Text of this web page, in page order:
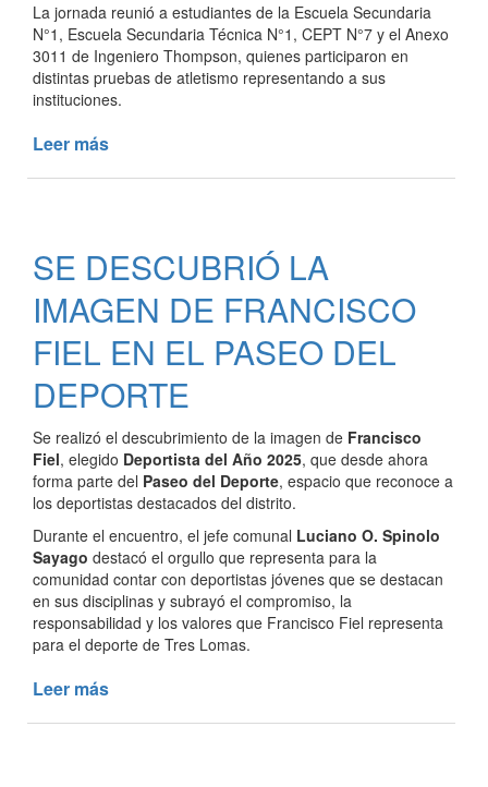
La jornada reunió a estudiantes de la Escuela Secundaria
N°1, Escuela Secundaria Técnica N°1, CEPT N°7 y el Anexo
3011 de Ingeniero Thompson, quienes participaron en
distintas pruebas de atletismo representando a sus
instituciones.
Leer más
INTERESCOLARES
SE DESCUBRIÓ LA
IMAGEN DE FRANCISCO
FIEL EN EL PASEO DEL
DEPORTE
Se realizó el descubrimiento de la imagen de Francisco
Fiel, elegido Deportista del Año 2025, que desde ahora
forma parte del Paseo del Deporte, espacio que reconoce a
los deportistas destacados del distrito.
Durante el encuentro, el jefe comunal Luciano O. Spinolo
Sayago destacó el orgullo que representa para la
comunidad contar con deportistas jóvenes que se destacan
en sus disciplinas y subrayó el compromiso, la
responsabilidad y los valores que Francisco Fiel representa
para el deporte de Tres Lomas.
Leer más